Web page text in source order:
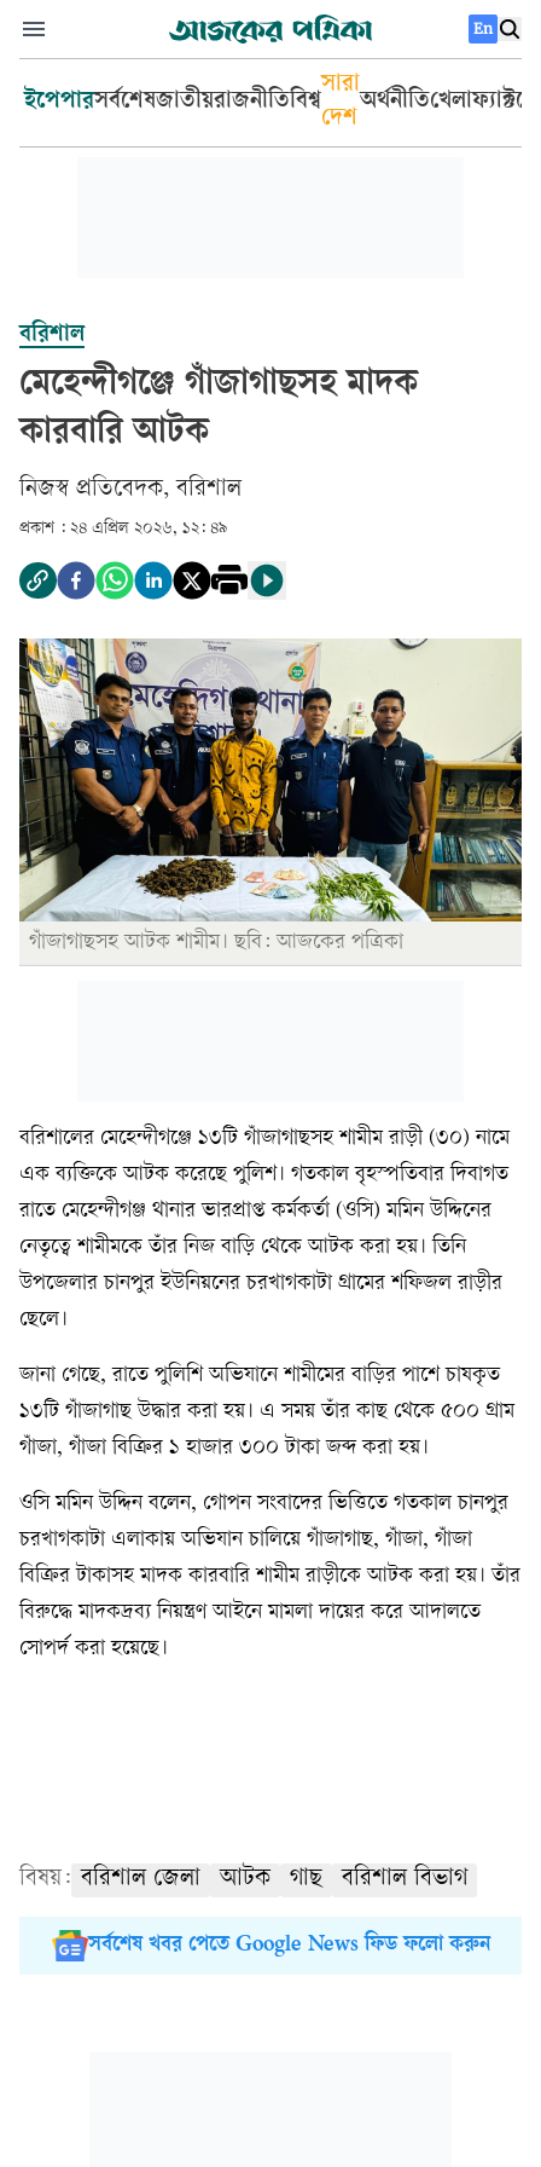
En
ইপেপারসর্বশেষজাতীয়রাজনীতিবিশ্ব
সারা
দেশ
অর্থনীতিখেলা
বরিশাল
মেহেন্দীগঞ্জে গাঁজাগাছসহ মাদক
কারবারি আটক
নিজস্ব প্রতি‌বেদক, ব‌রিশাল
প্রকাশ : ২৪ এপ্রিল ২০২৬, ১২: ৪৯
গাঁজাগাছসহ আটক শামীম। ছবি: আজকের পত্রিকা
ব‌রিশালের মে‌হেন্দীগ‌ঞ্জে ১৩‌টি গাঁজাগাছসহ শামীম রাড়ী (৩০) না‌মে
এক ব‌্যক্তি‌কে আটক ক‌রে‌ছে পু‌লিশ। গতকাল বৃহস্প‌তিবার দিবাগত
রা‌তে মেহেন্দীগঞ্জ থানার ভারপ্রাপ্ত কর্মকর্তা (ওসি) মমিন উদ্দিনের
নেতৃত্বে শামীমকে তাঁর নিজ বাড়ি থেকে আটক করা হয়। তিনি
উপ‌জেলার চানপুর ইউনিয়নের চরখাগকাটা গ্রামের শফিজল রাড়ীর
ছেলে।
জানা গে‌ছে, রা‌তে পু‌লিশি অভিযানে শামীমের বাড়ির পাশে চাষকৃত
১৩টি গাঁজাগাছ উদ্ধার ক‌রা হয়। এ সময় তাঁর কাছ থেকে ৫০০ গ্রাম
গাঁজা, গাঁজা বিক্রির ১ হাজার ৩০০ টাকা জব্দ করা হয়।
ওসি মমিন উদ্দিন বলেন, গোপন সংবাদের ভিত্তিতে গতকাল চানপুর
চরখাগকাটা এলাকায় অভিযান চালিয়ে গাঁজাগাছ, গাঁজা, গাঁজা
বিক্রির টাকাসহ মাদক কারবারি শামীম রাড়ীকে আটক করা হয়। তাঁর
বিরুদ্ধে মাদকদ্রব্য নিয়ন্ত্রণ আইনে মামলা দায়ের করে আদালতে
সোপর্দ করা হয়ে‌ছে।
বিষয়: বরিশাল জেলা আটক গাছ বরিশাল বিভাগ
সর্বশেষ খবর পেতে Google News ফিড ফলো করুন